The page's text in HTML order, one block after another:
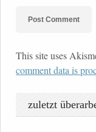
This site uses
comment data is
zuletzt